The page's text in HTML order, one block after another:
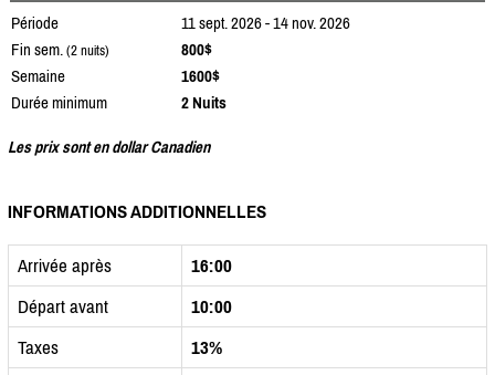
Période
11 sept. 2026 - 14 nov. 2026
Fin sem. (2 nuits)
800$
Semaine
1600$
Durée minimum
2 Nuits
Les prix sont en dollar Canadien
INFORMATIONS ADDITIONNELLES
Arrivée après
16:00
Départ avant
10:00
Taxes
13%